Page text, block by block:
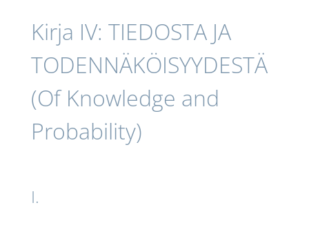
Kirja IV: TIEDOSTA JA
TODENNÄKÖISYYDESTÄ
(Of Knowledge and
Probability)
I.